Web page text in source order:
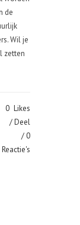
de
Wil je
zetten
0 Likes
Deel
0
Reactie's